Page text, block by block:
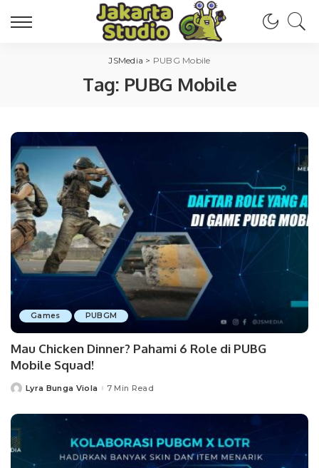
JSMedia > PUBG Mobile
Tag: PUBG Mobile
Games PUBGM
Mau Chicken Dinner? Pahami 6 Role di PUBG
Mobile Squad!
PostedLyra Bunga Viola 7 Min Read